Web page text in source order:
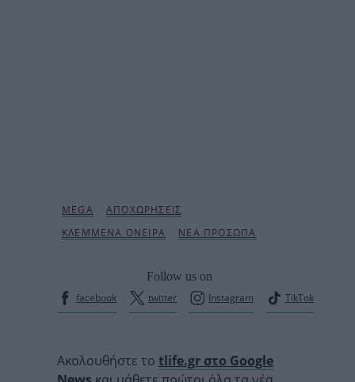
Follow us on
facebook
twitter Instagram TikTok
Ακολουθήστε το tlife.gr στο Google